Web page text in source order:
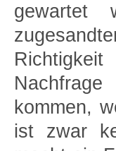
gewartet
kommen,
ist zwar